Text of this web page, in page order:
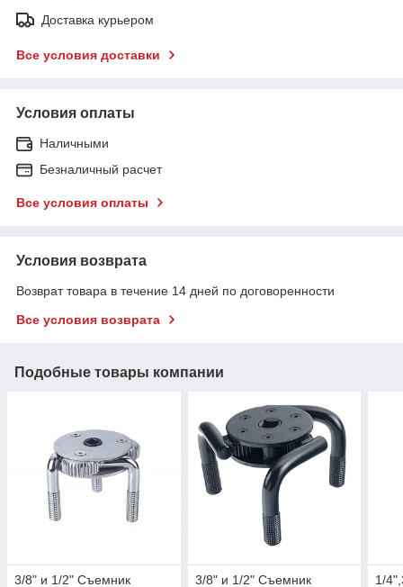
Доставка курьером
Все условия доставки
Условия оплаты
Наличными
Безналичный расчет
Все условия оплаты
Условия возврата
Возврат товара в течение 14 дней по договоренности
Все условия возврата
Подобные товары компании
3/8" и 1/2" Съемник
3/8" и 1/2" Съемник
1/